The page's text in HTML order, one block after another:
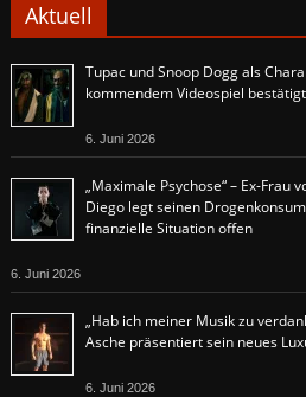
Aktuell
Tupac und Snoop Dogg als
kommendem Videospiel bestätigt
6. Juni 2026
„Maximale Psychose“ – Ex-Frau
Diego legt seinen
finanzielle Situation offen
6. Juni 2026
„Hab ich meiner Musik zu
Asche präsentiert sein neues
6. Juni 2026